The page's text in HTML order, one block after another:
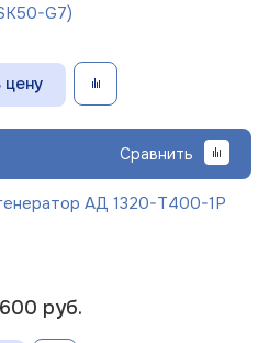
G7)
цену
Сравнить
АД 1320-Т400-1Р
руб.